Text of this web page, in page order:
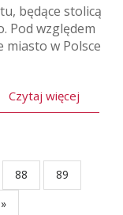
będące stolicą
Pod względem
w Polsce
Czytaj więcej
88
89
»